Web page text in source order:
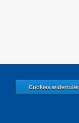
Cookies